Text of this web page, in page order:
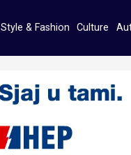
Style & Fashion Culture